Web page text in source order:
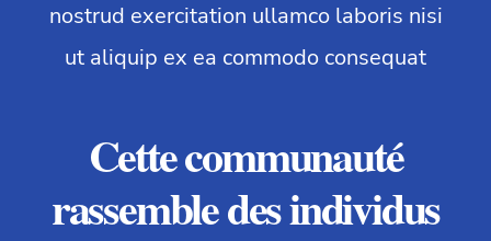
nostrud exercitation ullamco laboris nisi
ut aliquip ex ea commodo consequat
Cette communauté
rassemble des individus